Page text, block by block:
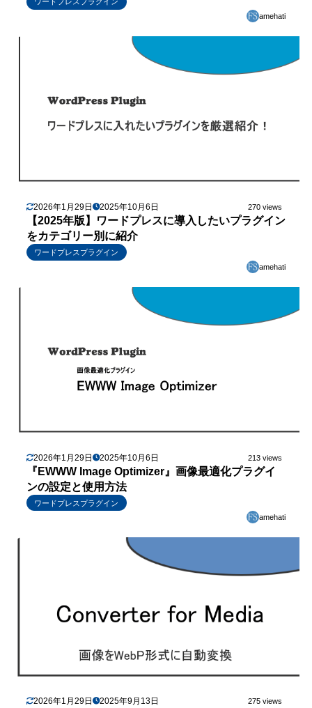
ワードプレスプラグイン
amehati
2026年1月29日 2025年10月6日 270 views
【2025年版】ワードプレスに導入したいプラグイン
をカテゴリー別に紹介
ワードプレスプラグイン
amehati
2026年1月29日 2025年10月6日 213 views
『EWWW Image Optimizer』画像最適化プラグイ
ンの設定と使用方法
ワードプレスプラグイン
amehati
2026年1月29日 2025年9月13日 275 views